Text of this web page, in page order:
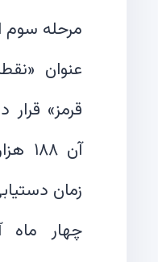
مرحله
عنوان
قرمز»
آن
زمان
چهار ماه